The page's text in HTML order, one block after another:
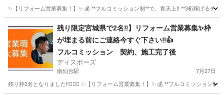
✨【リフォーム営業募集！】✨ 💰 **フルコミッション制**で、青天上!! **3桁稼げるチ
八木山動物公園駅 営業
残り限定宮城県で2名‼︎】リフォーム営業募集✨枠
が埋まる前にご連絡今すぐ下さい‼︎👍
フルコミッション 契約、施工完了後
ディスポーズ
南仙台駅 7月27日
残り枠2名となりました‼︎🙇🏻‍♂️ ✨【リフォーム営業募集！】✨ 💰 **フルコミッション